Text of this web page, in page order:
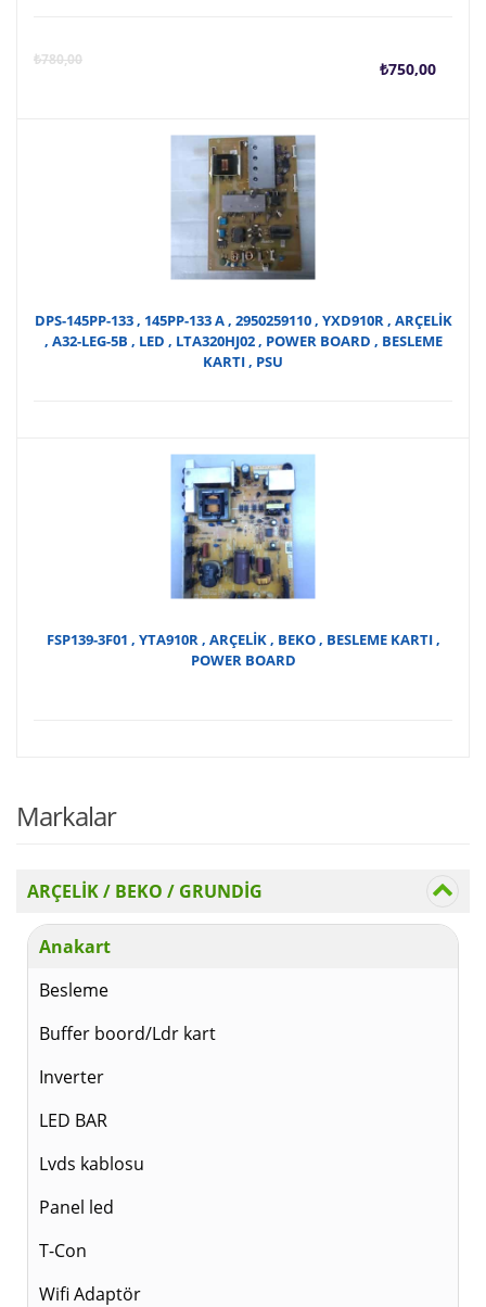
₺780,00 ₺750,00
Şu
DPS-145PP-133 , 145PP-133 A , 2950259110 , YXD910R , ARÇELİK
, A32-LEG-5B , LED , LTA320HJ02 , POWER BOARD , BESLEME
KARTI , PSU
FSP139-3F01 , YTA910R , ARÇELİK , BEKO , BESLEME KARTI ,
POWER BOARD
Markalar
ARÇELİK / BEKO / GRUNDİG
Anakart
Besleme
Buffer boord/Ldr kart
Inverter
LED BAR
Lvds kablosu
Panel led
T-Con
Wifi Adaptör